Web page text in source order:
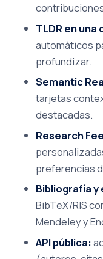
TLDR en una
automáticos
profundizar.
Semantic
tarjetas
destacadas.
Research
preferencias
Bibliografía
BibTeX/RIS
Mendeley y
API pública: